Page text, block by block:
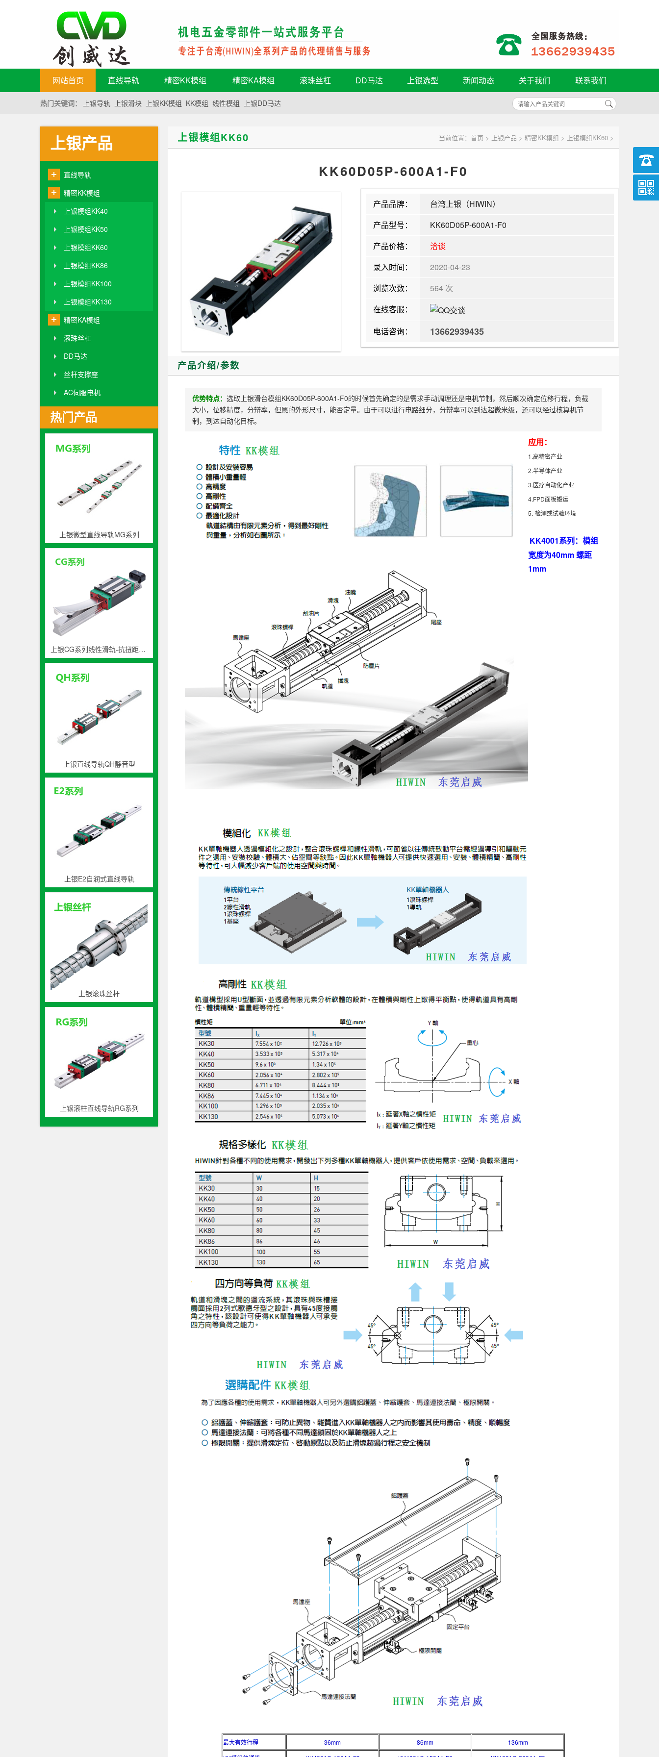
网站首页 直线导轨 精密KK模组 精密KA模组 滚珠丝杠 DD马达 上银选型 新闻动态 关于我们 联系我们
热门关键词： 上银导轨 上银滑块 上银KK模组 KK模组 线性模组 上银DD马达
上银产品
直线导轨
精密KK模组
上银模组KK40
上银模组KK50
上银模组KK60
上银模组KK86
上银模组KK100
上银模组KK130
精密KA模组
滚珠丝杠
DD马达
丝杆支撑座
AC伺服电机
热门产品
上银微型直线导轨MG系列
上银CG系列线性滑轨-抗扭距高防尘导轨
上银直线导轨QH静音型
上银E2自润式直线导轨
上银滚珠丝杆
上银滚柱直线导轨RG系列
上银模组KK60 当前位置： 首页 > 上银产品 > 精密KK模组 > 上银模组KK60 >
KK60D05P-600A1-F0
产品品牌：
台湾上银（HIWIN）
产品型号：
KK60D05P-600A1-F0
产品价格：
洽谈
录入时间：
2020-04-23
浏览次数：
564 次
在线客服：
电话咨询：
13662939435
产品介绍/参数
优势特点： 选取上银滑台模组KK60D05P-600A1-F0的时候首先确定的是需求手动调理还是电机节制，然后顺次确定位移行程，负载
大小，位移精度，分辩率，但愿的外形尺寸，能否定量。由于可以进行电路细分，分辩率可以到达超微米级，还可以经过核算机节
制，到达自动化目标。
应用：
1.高精密产业
2.半导体产业
3.医疗自动化产业
4.FPD面板搬运
5.-检测或试验环境
KK4001系列：模组
宽度为40mm 螺距
1mm
最大有效行程 36mm 86mm
136mm